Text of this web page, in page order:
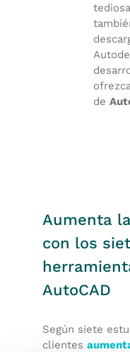
de
Aumenta
con los
AutoCAD
Según siete
clientes